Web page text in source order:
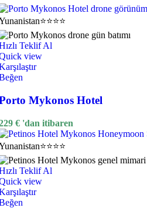
⭐⭐⭐⭐
Teklif Al
view
Mykonos Hotel
€ 'dan itibaren
⭐⭐⭐⭐
Teklif Al
view